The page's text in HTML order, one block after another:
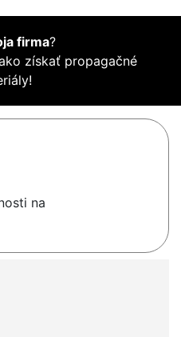
firma?
získať propagačné
na